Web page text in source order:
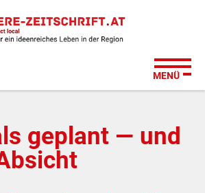
MENÜ
geplant — und